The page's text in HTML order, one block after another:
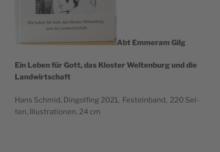
Abt Emmer­am Gilg
Ein Leben für Gott, das Klos­ter Wel­ten­burg und die
Landwirtschaft
Hans Schmid, Din­gol­fing 2021, Fest­ein­band, 220 Sei­
ten, Illus­tra­tio­nen, 24 cm